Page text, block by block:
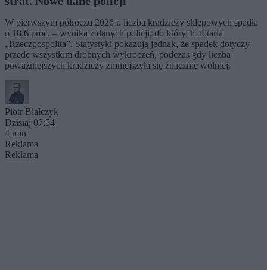
W pierwszym półroczu 2026 r. liczba kradzieży sklepowych spadła
o 18,6 proc. – wynika z danych policji, do których dotarła
„Rzeczpospolita”. Statystyki pokazują jednak, że spadek dotyczy
przede wszystkim drobnych wykroczeń, podczas gdy liczba
poważniejszych kradzieży zmniejszyła się znacznie wolniej.
Piotr Białczyk
Dzisiaj 07:54
4 min
Reklama
Reklama